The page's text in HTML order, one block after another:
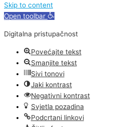
Skip to content
Open toolbar
Digitalna pristupačnost
Povećajte tekst
Smanjite tekst
Sivi tonovi
Jaki kontrast
Negativni kontrast
Svjetla pozadina
Podcrtani linkovi